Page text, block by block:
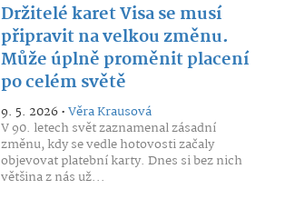
Držitelé karet Visa se musí
připravit na velkou změnu.
Může úplně proměnit placení
po celém světě
9. 5. 2026 •Věra Krausová
V 90. letech svět zaznamenal zásadní
změnu, kdy se vedle hotovosti začaly
objevovat platební karty. Dnes si bez nich
většina z nás už...